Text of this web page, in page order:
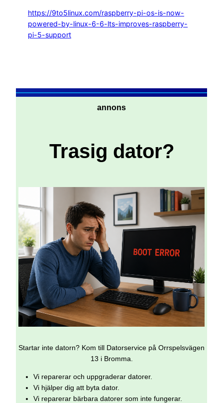
https://9to5linux.com/raspberry-pi-os-is-now-
powered-by-linux-6-6-lts-improves-raspberry-
pi-5-support
annons
Trasig dator?
Startar inte datorn? Kom till Datorservice på Orrspelsvägen
13 i Bromma.
Vi reparerar och uppgraderar datorer.
Vi hjälper dig att byta dator.
Vi reparerar bärbara datorer som inte fungerar.